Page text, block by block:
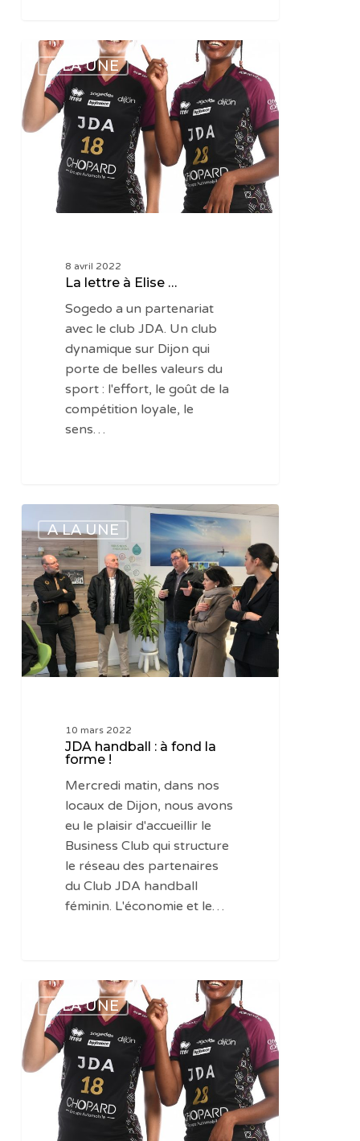
lettre
à
Elise
…
A LA UNE
8 avril 2022
La lettre à Elise …
Sogedo a un partenariat
avec le club JDA. Un club
dynamique sur Dijon qui
porte de belles valeurs du
sport : l'effort, le goût de la
compétition loyale, le
sens…
handball
:
à
fond
la
forme
!
A LA UNE
10 mars 2022
JDA handball : à fond la
forme !
Mercredi matin, dans nos
locaux de Dijon, nous avons
eu le plaisir d'accueillir le
Business Club qui structure
le réseau des partenaires
du Club JDA handball
féminin. L'économie et le…
Sogedo
la
JDA
Handball
valeurs
A LA UNE